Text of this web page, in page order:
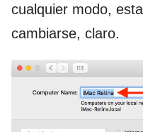
cualquier modo,
cambiarse, claro.